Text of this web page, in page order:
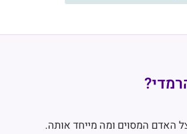
האדם המסוים ומה מייחד אותה.